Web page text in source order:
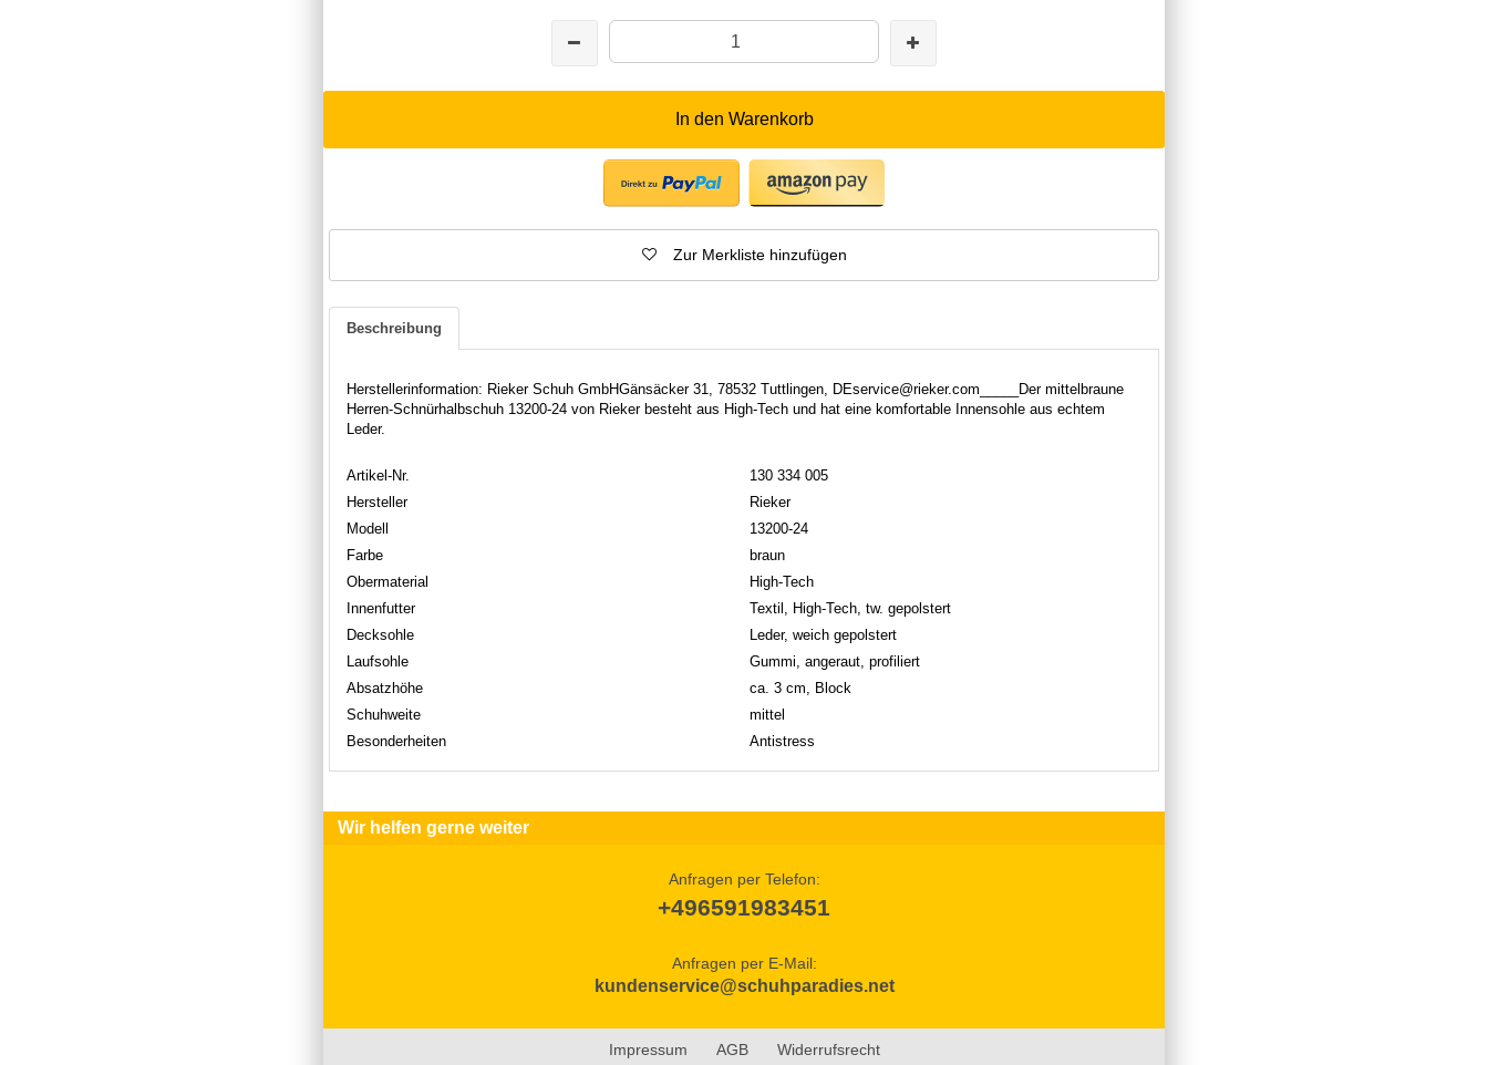
In den Warenkorb
Zur Merkliste hinzufügen
Beschreibung
Herstellerinformation: Rieker Schuh GmbHGänsäcker 31, 78532 Tuttlingen, DEservice@rieker.com_____Der mittelbraune
Herren-Schnürhalbschuh 13200-24 von Rieker besteht aus High-Tech und hat eine komfortable Innensohle aus echtem
Leder.
Artikel-Nr.
130 334 005
Hersteller
Rieker
Modell
13200-24
Farbe
braun
Obermaterial
High-Tech
Innenfutter
Textil, High-Tech, tw. gepolstert
Decksohle
Leder, weich gepolstert
Laufsohle
Gummi, angeraut, profiliert
Absatzhöhe
ca. 3 cm, Block
Schuhweite
mittel
Besonderheiten
Antistress
Wir helfen gerne weiter
Anfragen per Telefon:
+496591983451
Anfragen per E-Mail:
kundenservice@schuhparadies.net
Impressum AGB Widerrufsrecht